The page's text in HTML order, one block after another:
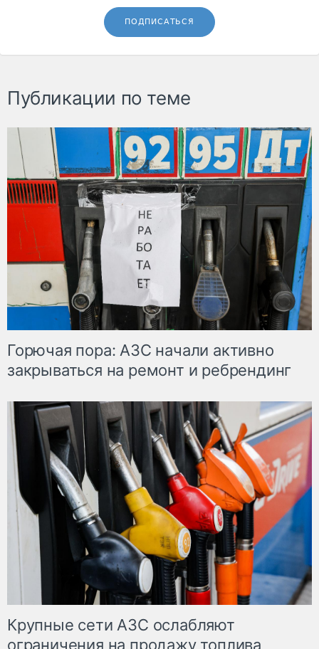
ПОДПИСАТЬСЯ
Публикации по теме
Горючая пора: АЗС начали активно
закрываться на ремонт и ребрендинг
Крупные сети АЗС ослабляют
ограничения на продажу топлива